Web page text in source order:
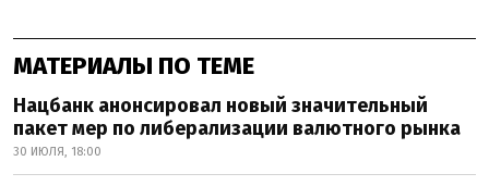
МАТЕРИАЛЫ ПО ТЕМЕ
Нацбанк анонсировал новый значительный
пакет мер по либерализации валютного рынка
30 ИЮЛЯ, 18:00